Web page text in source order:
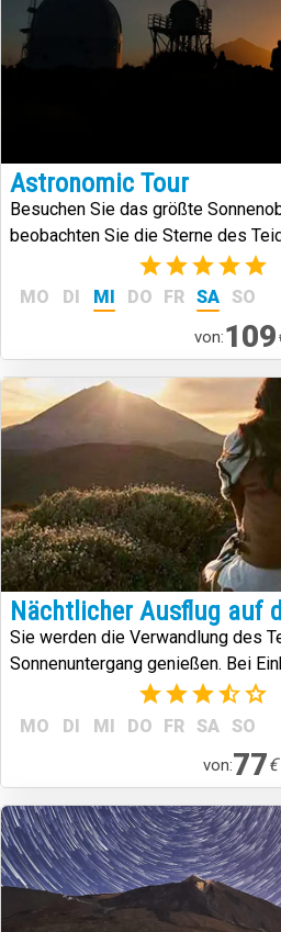
Astronomic Tour
Besuchen Sie das größte
beobachten Sie die Sterne des
(1)
MO DI MI DO FR SA SO
von:109
Nächtlicher Ausflug auf
Sie werden die Verwandlung des
Sonnenuntergang genießen. Bei
werden Sie die Sterne am Teide-
schönsten der Welt.
(3)
MO DI MI DO FR SA SO
von:77€